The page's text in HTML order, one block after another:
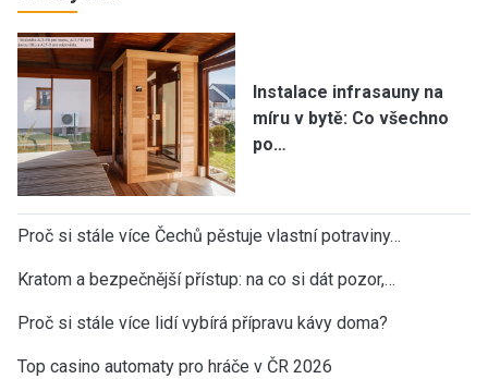
Instalace infrasauny na
míru v bytě: Co všechno
po…
Proč si stále více Čechů pěstuje vlastní potraviny…
Kratom a bezpečnější přístup: na co si dát pozor,…
Proč si stále více lidí vybírá přípravu kávy doma?
Top casino automaty pro hráče v ČR 2026